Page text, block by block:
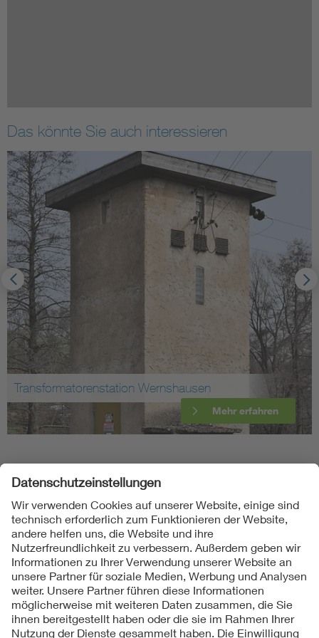
Das könnte Sie auch interessieren
Transformatorenstation Wernshausen
Mehr erfahren
Folgen Sie uns